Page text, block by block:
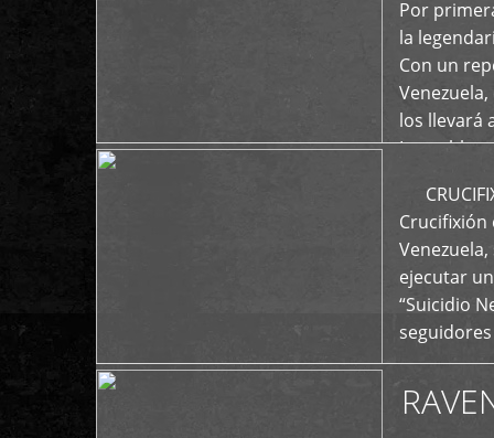
Por
la
Con un
los llevará
La
Crucifixión
ejecutar
“Suicidio